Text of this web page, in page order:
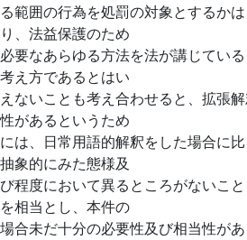
る範囲の行為を処罰の対象とするか
り、法益保護のため
必要なあらゆる方法を法が講じてい
考え方であるとはい
えないことも考え合わせると、拡張
性があるというため
には、日常用語的解釈をした場合に
抽象的にみた態様及
び程度において異るところがないこ
を相当とし、本件の
場合未だ十分の必要性及び相当性が